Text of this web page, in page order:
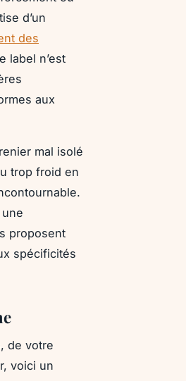
d’un
des
label n’est
aux
mal isolé
trop froid en
proposent
spécificités
de votre
voici un